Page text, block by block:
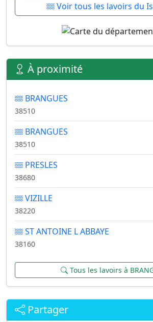
Voir tous les lavoirs du
À proximité
BRANGUES
38510
BRANGUES
38510
PRESLES
38680
VIZILLE
38220
ST ANTOINE L ABBAYE
38160
Tous les lavoirs à
Partager